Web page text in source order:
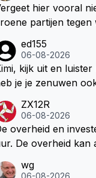
hier vooral
partijen tegen
ze hun eigen
was dat de F1
Dus denk echt
ed155
06-08-2026
kijk uit en
je je zenuwen
Veel gezelliger
ZX12R
06-08-2026
overheid en
De overheid kan
het best
wg
06-08-2026